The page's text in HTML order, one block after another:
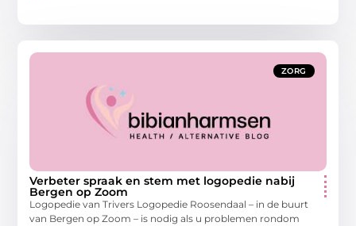
ZORG
Verbeter spraak en stem met logopedie nabij
Bergen op Zoom
Logopedie van Trivers Logopedie Roosendaal – in de buurt
van Bergen op Zoom – is nodig als u problemen rondom